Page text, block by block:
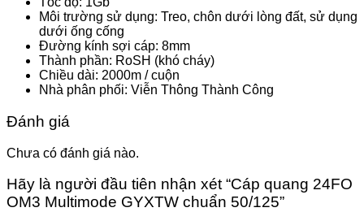
Môi trường sử dụng: Treo, chôn dưới lòng đất, sử dụng
dưới ống cống
Đường kính sợi cáp: 8mm
Thành phần: RoSH (khó cháy)
Chiều dài: 2000m / cuộn
Nhà phân phối: Viễn Thông Thành Công
Đánh giá
Chưa có đánh giá nào.
Hãy là người đầu tiên nhận xét “Cáp quang 24FO
OM3 Multimode GYXTW chuẩn 50/125”